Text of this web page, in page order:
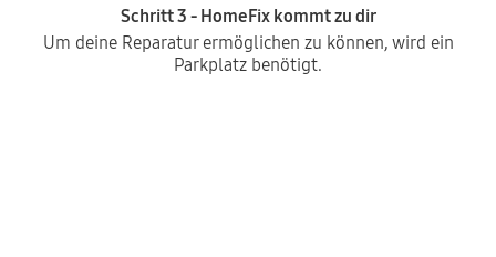
Schritt 3 - HomeFix kommt zu dir
Um deine Reparatur ermöglichen zu können, wird ein
Parkplatz benötigt.